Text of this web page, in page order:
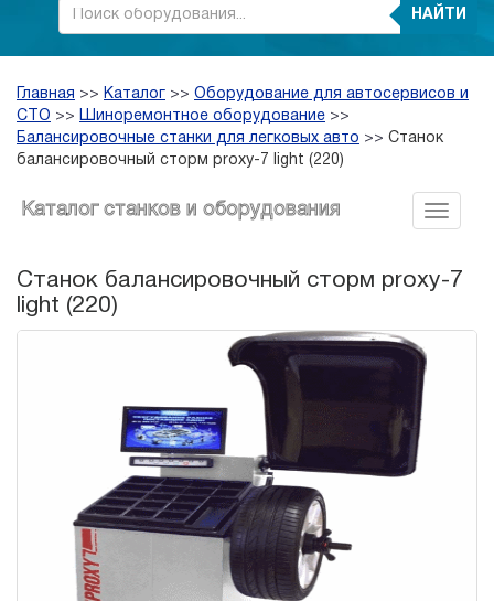
НАЙТИ
Главная >> Каталог >> Оборудование для автосервисов и
СТО >> Шиноремонтное оборудование >>
Балансировочные станки для легковых авто >> Станок
балансировочный сторм proxy-7 light (220)
Каталог станков и оборудования
Станок балансировочный сторм proxy-7
light (220)